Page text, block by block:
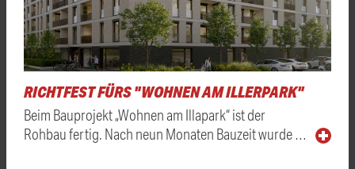
RICHTFEST FÜRS "WOHNEN AM ILLERPARK"
Beim Bauprojekt „Wohnen am Illapark“ ist der
Rohbau fertig. Nach neun Monaten Bauzeit wurde …